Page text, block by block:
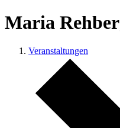
Maria
Veranstaltungen